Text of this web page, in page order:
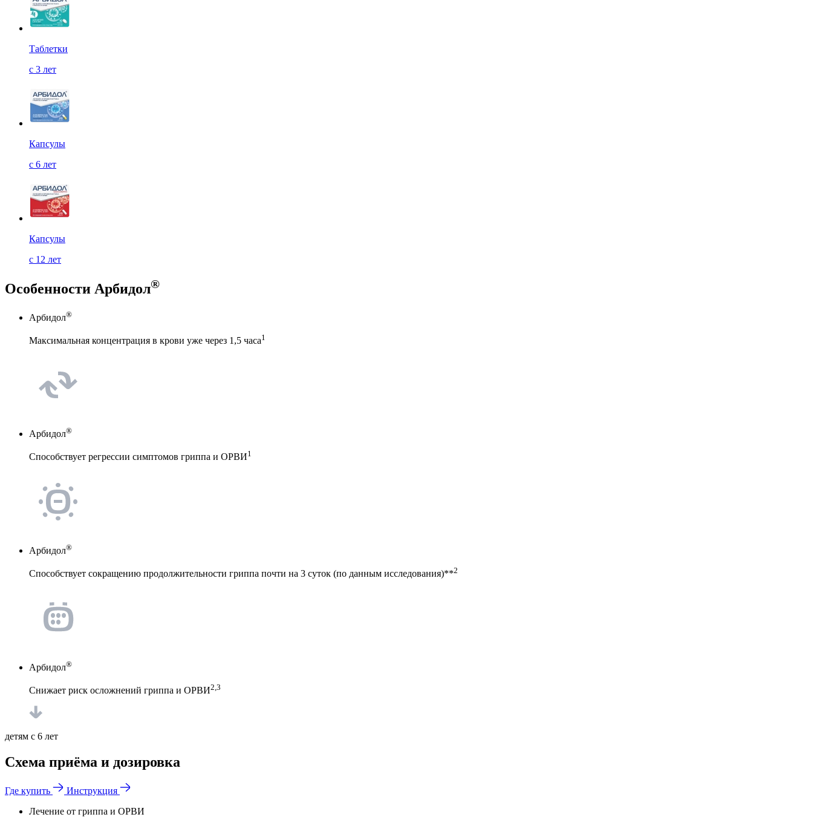
Таблетки
с 3 лет
Капсулы
с 6 лет
Капсулы
с 12 лет
Особенности Арбидол®
Арбидол®
Максимальная концентрация в крови уже через 1,5 часа1
Арбидол®
Способствует регрессии симптомов гриппа и ОРВИ1
Арбидол®
Способствует сокращению продолжительности гриппа почти на 3 суток (по данным исследования)**2
Арбидол®
Снижает риск осложнений гриппа и ОРВИ2,3
детям с 6 лет
Схема приёма и дозировка
Где купить
Инструкция
Лечение от гриппа и ОРВИ